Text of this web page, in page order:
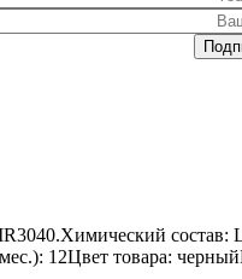
12Цвет товара: